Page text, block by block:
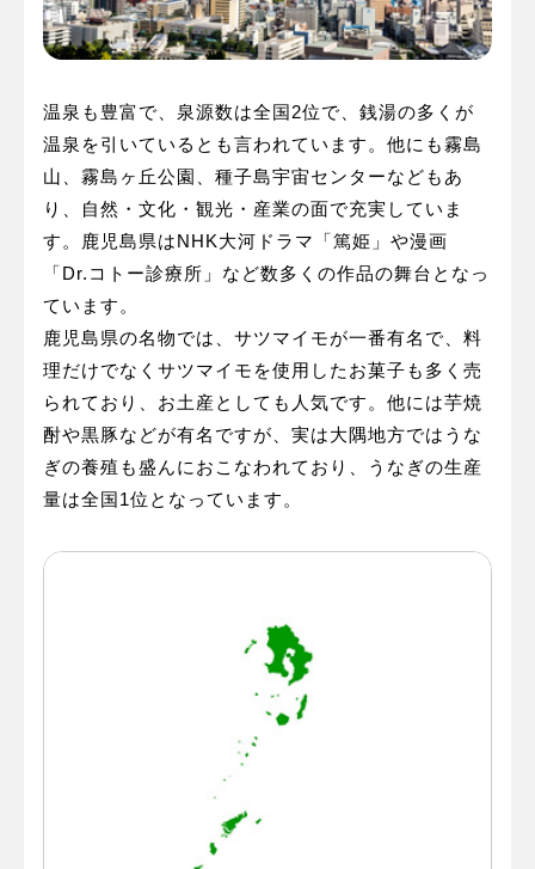
温泉も豊富で、泉源数は全国2位で、銭湯の多くが
温泉を引いているとも言われています。他にも霧島
山、霧島ヶ丘公園、種子島宇宙センターなどもあ
り、自然・文化・観光・産業の面で充実していま
す。鹿児島県はNHK大河ドラマ「篤姫」や漫画
「Dr.コトー診療所」など数多くの作品の舞台となっ
ています。
鹿児島県の名物では、サツマイモが一番有名で、料
理だけでなくサツマイモを使用したお菓子も多く売
られており、お土産としても人気です。他には芋焼
酎や黒豚などが有名ですが、実は大隅地方ではうな
ぎの養殖も盛んにおこなわれており、うなぎの生産
量は全国1位となっています。